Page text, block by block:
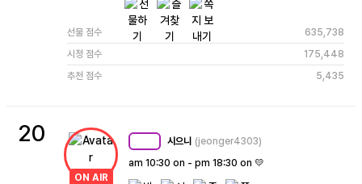
선물 점수
635,738
시청 점수
175,448
추천 점수
5,435
20
ON AIR
시으니 (jeonger4303)
am 10:30 on - pm 18:30 on 💛